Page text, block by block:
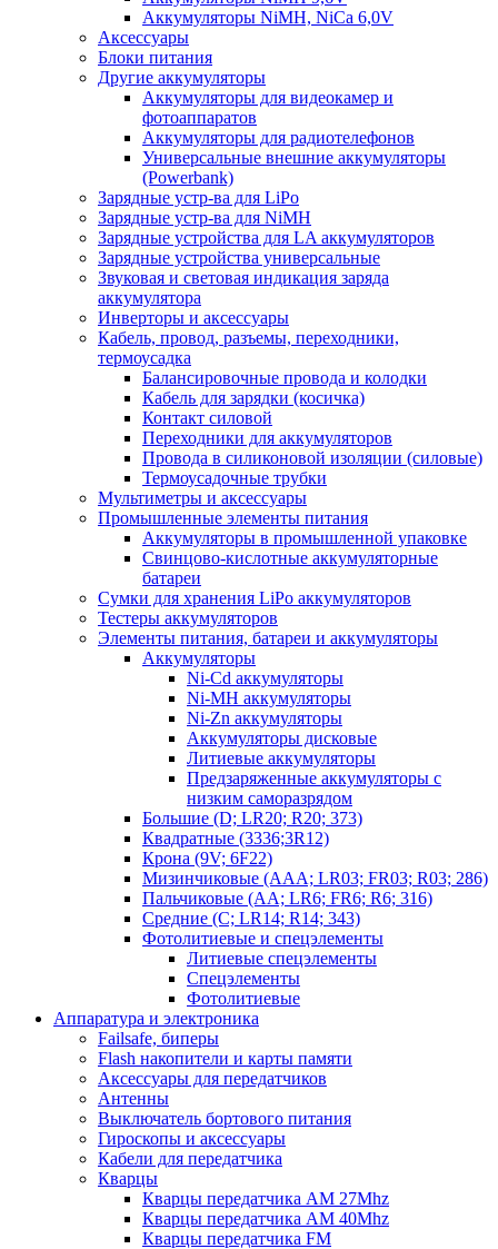
Аккумуляторы NiMH, NiCa 6,0V
Аксессуары
Блоки питания
Другие аккумуляторы
Аккумуляторы для видеокамер и
фотоаппаратов
Аккумуляторы для радиотелефонов
Универсальные внешние аккумуляторы
(Powerbank)
Зарядные устр-ва для LiPo
Зарядные устр-ва для NiMH
Зарядные устройства для LA аккумуляторов
Зарядные устройства универсальные
Звуковая и световая индикация заряда
аккумулятора
Инверторы и аксессуары
Кабель, провод, разъемы, переходники,
термоусадка
Балансировочные провода и колодки
Кабель для зарядки (косичка)
Контакт силовой
Переходники для аккумуляторов
Провода в силиконовой изоляции (силовые)
Термоусадочные трубки
Мультиметры и аксессуары
Промышленные элементы питания
Аккумуляторы в промышленной упаковке
Свинцово-кислотные аккумуляторные
батареи
Сумки для хранения LiPo аккумуляторов
Тестеры аккумуляторов
Элементы питания, батареи и аккумуляторы
Аккумуляторы
Ni-Cd аккумуляторы
Ni-MH аккумуляторы
Ni-Zn аккумуляторы
Аккумуляторы дисковые
Литиевые аккумуляторы
Предзаряженные аккумуляторы с
низким саморазрядом
Большие (D; LR20; R20; 373)
Квадратные (3336;3R12)
Крона (9V; 6F22)
Мизинчиковые (AAA; LR03; FR03; R03; 286)
Пальчиковые (AA; LR6; FR6; R6; 316)
Средние (C; LR14; R14; 343)
Фотолитиевые и спецэлементы
Литиевые спецэлементы
Спецэлементы
Фотолитиевые
Аппаратура и электроника
Failsafe, биперы
Flash накопители и карты памяти
Аксессуары для передатчиков
Антенны
Выключатель бортового питания
Гироскопы и аксессуары
Кабели для передатчика
Кварцы
Кварцы передатчика AM 27Mhz
Кварцы передатчика AM 40Mhz
Кварцы передатчика FM